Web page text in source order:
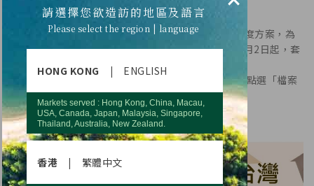
🎉迎接充滿動能的馬年，優世德推出『五力驅動』年度方案，為
搭配方案推行更為便利，團隊運作順暢，自2026年2月2日起，套
組產品將做相關調整。
👉請登入您的「網路辦公室」→點選「客戶服務」→點選「檔案
下載」參考最新版「台灣產品價目表」。
請選擇您欲造訪的地區及語言
Please select the region | language
HONG KONG | ENGLISH
Markets served : Hong Kong, China, Macau,
USA, Canada, Japan, Malaysia, Singapore,
Thailand, Australia, New Zealand.
香港 | 繁體中文